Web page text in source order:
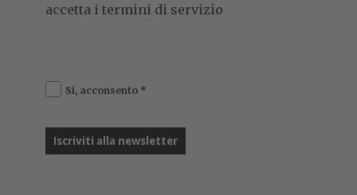
accetta i termini di servizio
Si, acconsento *